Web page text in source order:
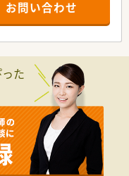
係を築かれています。
方
せください。
です。
。
るので、
お問い合わせ
た